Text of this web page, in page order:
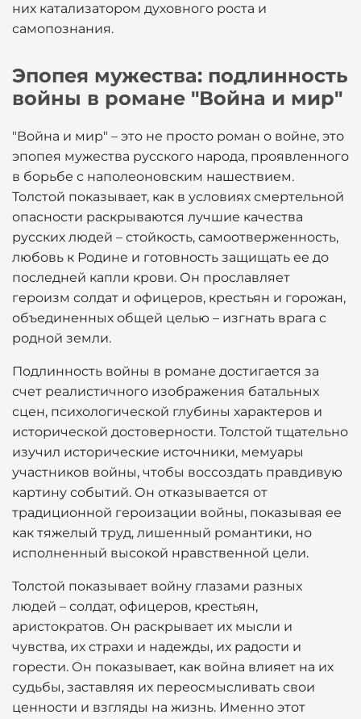
них катализатором духовного роста и
самопознания.
Эпопея мужества: подлинность
войны в романе "Война и мир"
"Война и мир" – это не просто роман о войне, это
эпопея мужества русского народа, проявленного
в борьбе с наполеоновским нашествием.
Толстой показывает, как в условиях смертельной
опасности раскрываются лучшие качества
русских людей – стойкость, самоотверженность,
любовь к Родине и готовность защищать ее до
последней капли крови. Он прославляет
героизм солдат и офицеров, крестьян и горожан,
объединенных общей целью – изгнать врага с
родной земли.
Подлинность войны в романе достигается за
счет реалистичного изображения батальных
сцен, психологической глубины характеров и
исторической достоверности. Толстой тщательно
изучил исторические источники, мемуары
участников войны, чтобы воссоздать правдивую
картину событий. Он отказывается от
традиционной героизации войны, показывая ее
как тяжелый труд, лишенный романтики, но
исполненный высокой нравственной цели.
Толстой показывает войну глазами разных
людей – солдат, офицеров, крестьян,
аристократов. Он раскрывает их мысли и
чувства, их страхи и надежды, их радости и
горести. Он показывает, как война влияет на их
судьбы, заставляя их переосмысливать свои
ценности и взгляды на жизнь. Именно этот